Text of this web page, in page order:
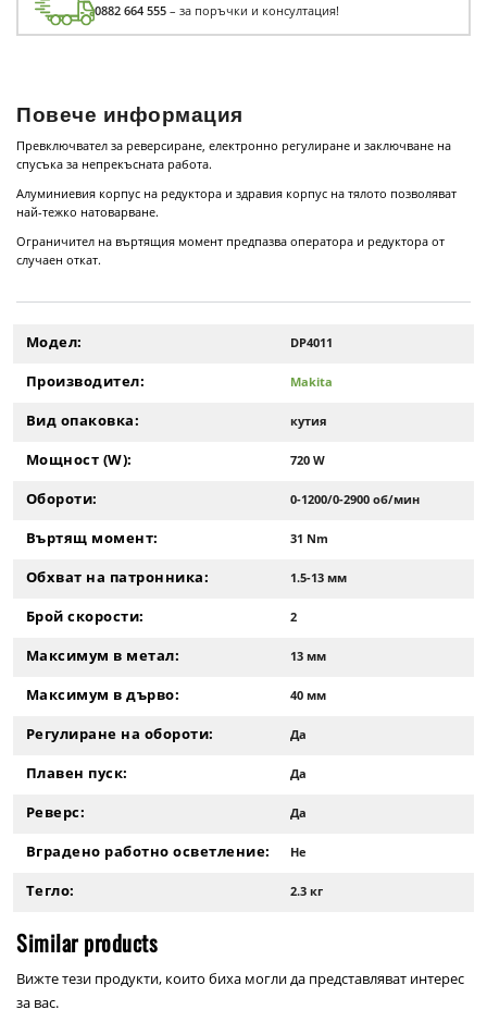
0882 664 555 – за поръчки и консултация!
Повече информация
Превключвател за реверсиране, електронно регулиране и заключване на
спусъка за непрекъсната работа.
Алуминиевия корпус на редуктора и здравия корпус на тялото позволяват
най-тежко натоварване.
Ограничител на въртящия момент предпазва оператора и редуктора от
случаен откат.
Модел: DP4011
Производител: Makita
Вид опаковка: кутия
Мощност (W): 720 W
Обороти: 0-1200/0-2900 об/мин
Въртящ момент: 31 Nm
Обхват на патронника: 1.5-13 мм
Брой скорости: 2
Максимум в метал: 13 мм
Максимум в дърво: 40 мм
Регулиране на обороти: Да
Плавен пуск: Да
Реверс: Да
Вградено работно осветление: Не
Тегло: 2.3 кг
Similar products
Вижте тези продукти, които биха могли да представляват интерес
за вас.